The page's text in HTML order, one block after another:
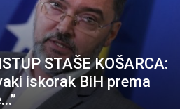
STAŠE KOŠARCA:
iskorak BiH prema